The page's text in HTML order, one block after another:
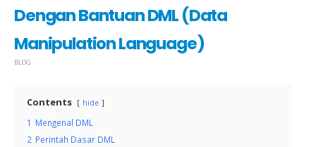
Dengan Bantuan DML (Data
Manipulation Language)
BLOG
Contents hide
1 Mengenal DML
2 Perintah Dasar DML